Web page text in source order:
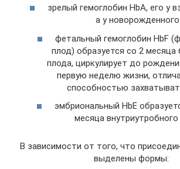
зрелый гемоглобин HbA, его у
а у новорожденного
фетальный гемоглобин HbF
плод) образуется со 2 месяца
плода, циркулирует до
первую неделю жизни,
способностью
эмбриональный HbE
месяца внутриутробного
В зависимости от того, что
выделены формы: